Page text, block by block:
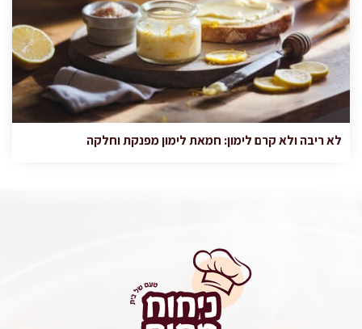
לא ריבה ולא קרם לימון: חמאת לימון מפנקת וחלקה